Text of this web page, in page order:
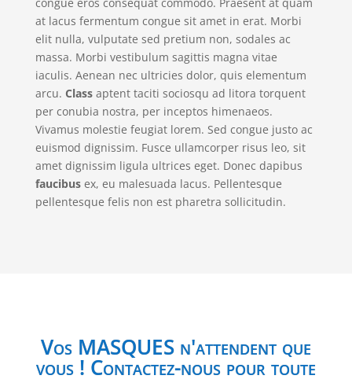
congue eros consequat commodo. Praesent at quam
at lacus fermentum congue sit amet in erat. Morbi
elit nulla, vulputate sed pretium non, sodales ac
massa. Morbi vestibulum sagittis magna vitae
iaculis. Aenean nec ultricies dolor, quis elementum
arcu. Classaptent taciti sociosqu ad litora torquent
per conubia nostra, per inceptos himenaeos.
Vivamus molestie feugiat lorem. Sed congue justo ac
euismod dignissim. Fusce ullamcorper risus leo, sit
amet dignissim ligula ultrices eget. Donec dapibus
faucibusex, eu malesuada lacus. Pellentesque
pellentesque felis non est pharetra sollicitudin.
Vos MASQUES n'attendent que
vous ! Contactez-nous pour toute